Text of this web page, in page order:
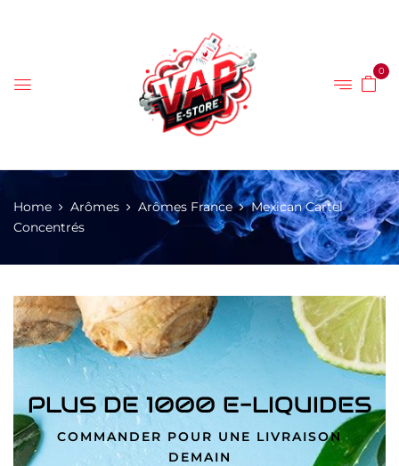
0
Home Arômes Arômes France
Mexican Cartel
Concentrés
PLUS DE 1000 E-LIQUIDES
COMMANDER POUR UNE LIVRAISON
DEMAIN